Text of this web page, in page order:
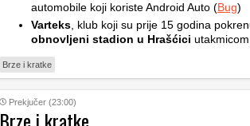
automobile koji koriste Android Auto (Bug)
Varteks , klub koji su prije 15 godina
obnovljeni stadion u Hrašćici
Brze i kratke
Prekjučer (23:00)